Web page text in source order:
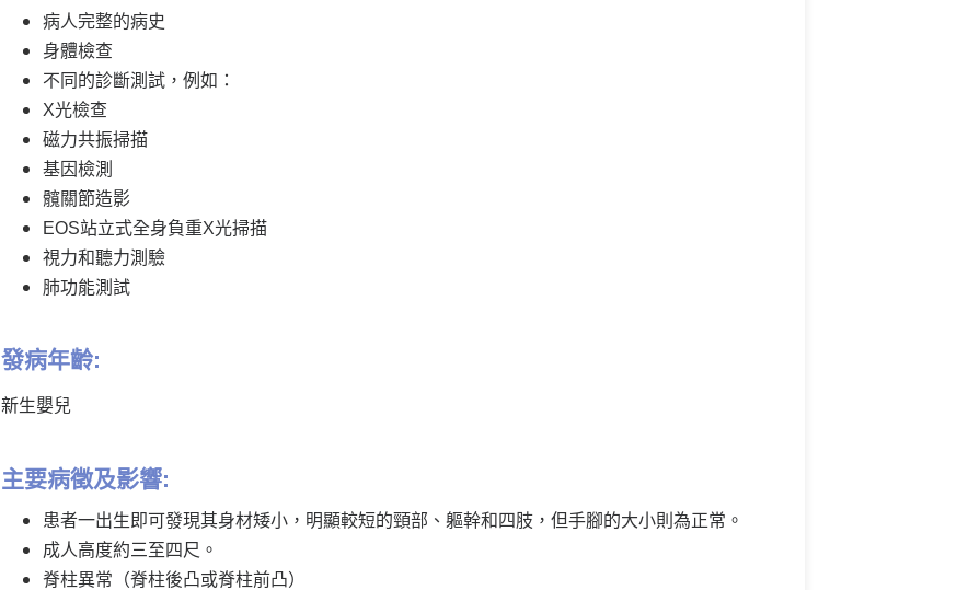
病人完整的病史
身體檢查
不同的診斷測試，例如：
X光檢查
磁力共振掃描
基因檢測
髖關節造影
EOS站立式全身負重X光掃描
視力和聽力測驗
肺功能測試
發病年齡:
新生嬰兒
主要病徵及影響:
患者一出生即可發現其身材矮小，明顯較短的頸部、軀幹和四肢，但手腳的大小則為正常。
成人高度約三至四尺。
脊柱異常（脊柱後凸或脊柱前凸）